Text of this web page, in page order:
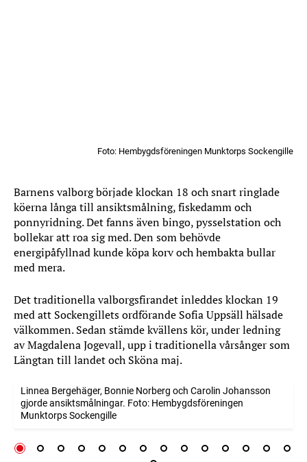
Foto: Hembygdsföreningen Munktorps Sockengille
Barnens valborg började klockan 18 och snart ringlade
köerna långa till ansiktsmålning, fiskedamm och
ponnyridning. Det fanns även bingo, pysselstation och
bollekar att roa sig med. Den som behövde
energipåfyllnad kunde köpa korv och hembakta bullar
med mera.
Det traditionella valborgsfirandet inleddes klockan 19
med att Sockengillets ordförande Sofia Uppsäll hälsade
välkommen. Sedan stämde kvällens kör, under ledning
av Magdalena Jogevall, upp i traditionella vårsånger som
Längtan till landet och Sköna maj.
Linnea Bergehäger, Bonnie Norberg och Carolin Johansson
gjorde ansiktsmålningar. Foto: Hembygdsföreningen
Munktorps Sockengille